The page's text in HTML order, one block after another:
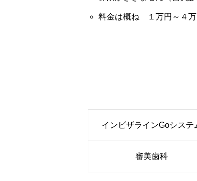
料金は概ね １万円～４
インビザラインGoシステ
審美歯科